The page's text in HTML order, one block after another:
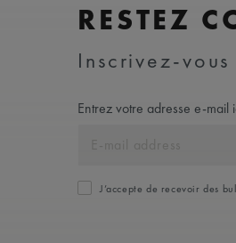
RESTEZ
Inscrivez-
Entrez votre adresse e-mail
J’accepte de recevoir des